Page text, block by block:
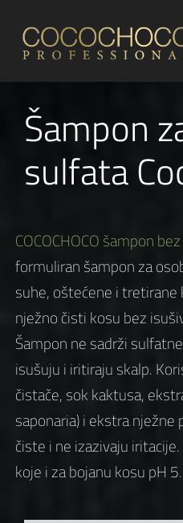
Šampon
sulfata
COCOCHOCO šampon
formuliran šampon za
suhe, oštećene i tretirane
nježno čisti kosu bez
Šampon ne sadrži
isušuju i iritiraju skalp.
čistače, sok kaktusa,
saponaria) i ekstra
čiste i ne izazivaju
koje i za bojanu kosu pH